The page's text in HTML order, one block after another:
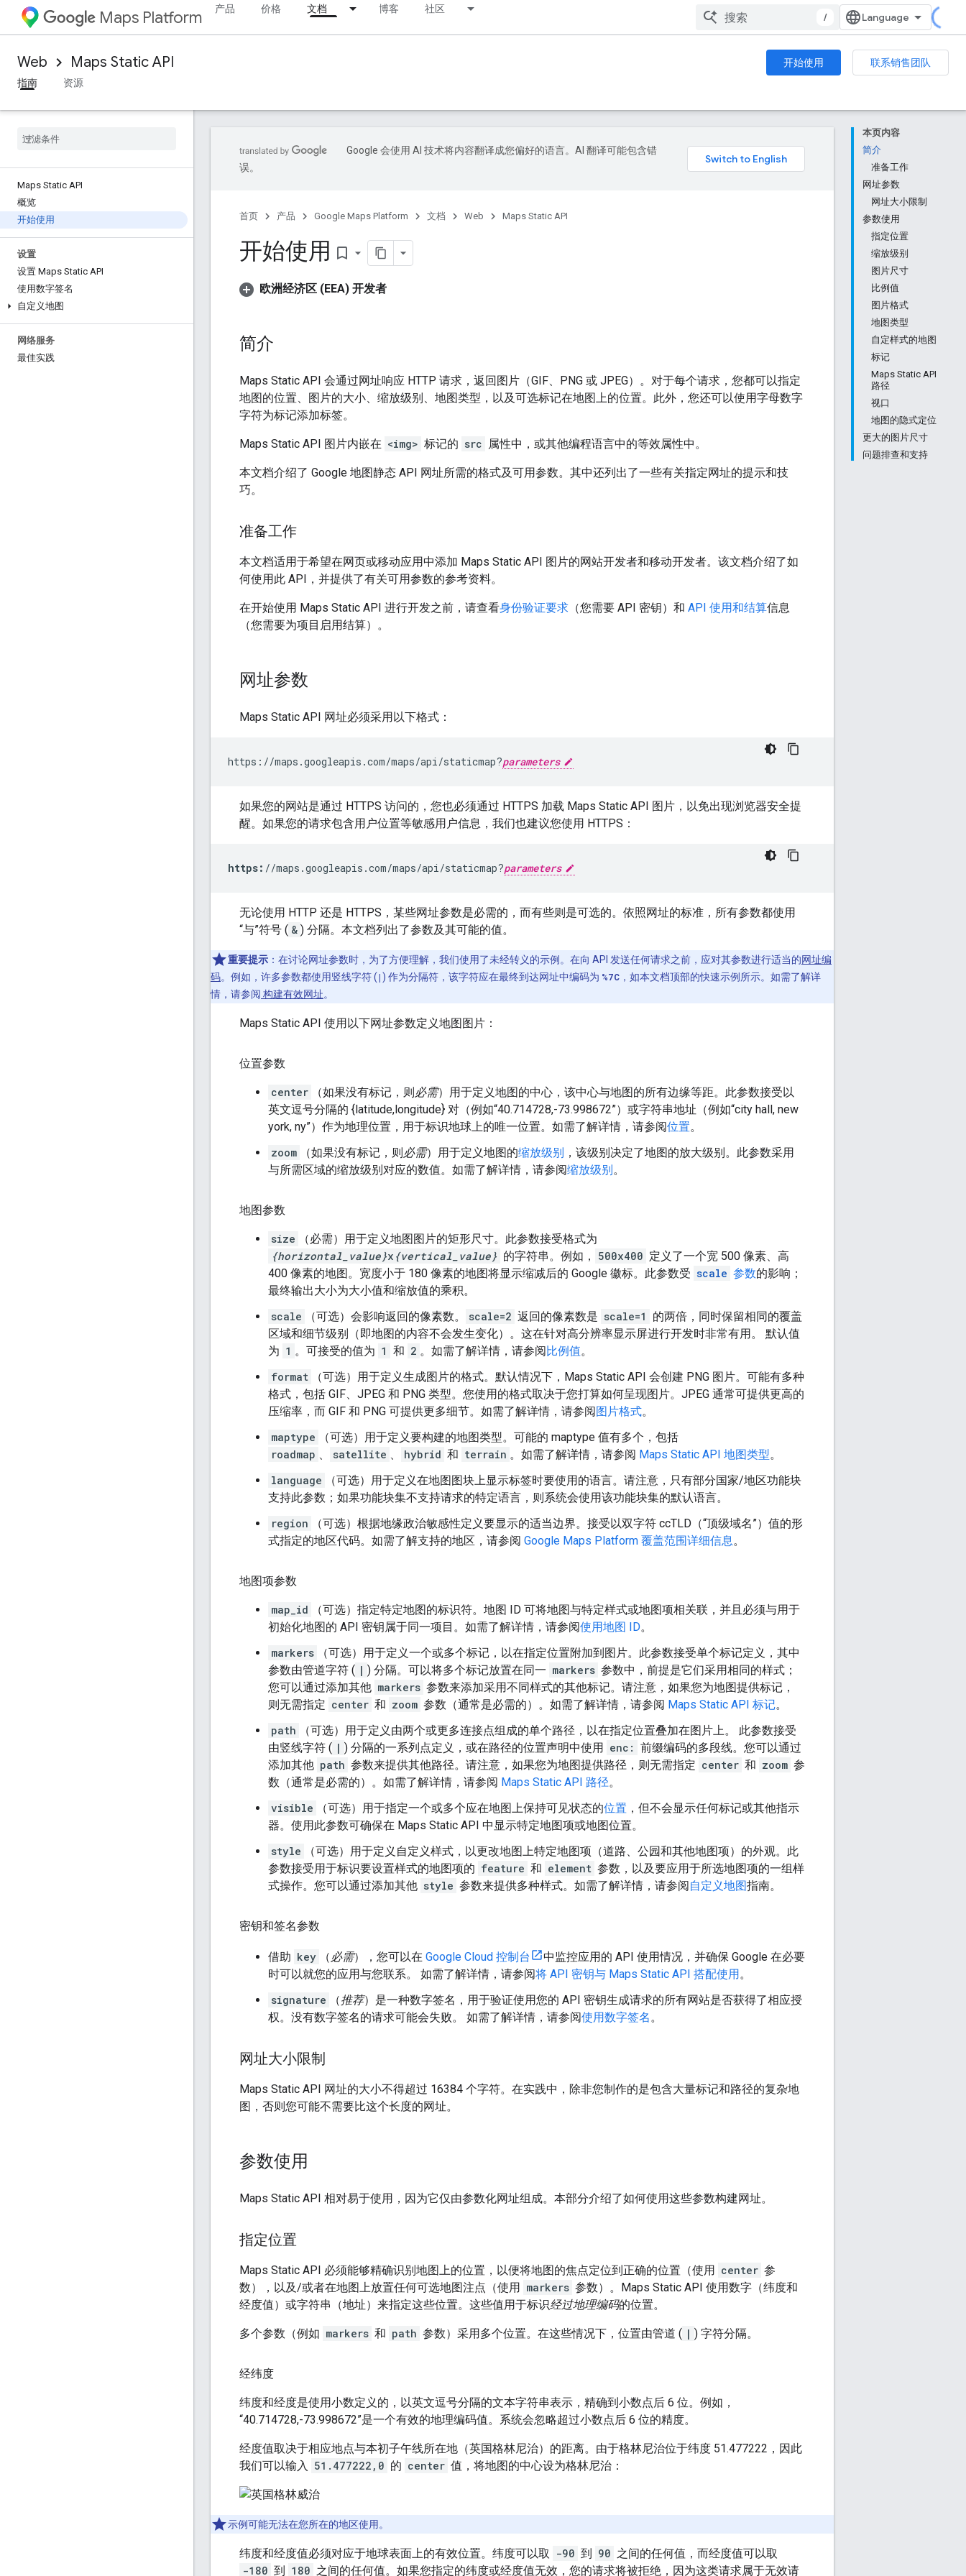
Maps Platform 产品 价格 文档 博客 社区
/
Web Maps Static API 开始使用
联系销售团队
指南
资源
Maps Static API
概览
开始使用
设置
设置 Maps Static API
使用数字签名
自定义地图
网络服务
最佳实践
本页内容
简介
准备工作
网址参数
网址大小限制
参数使用
指定位置
缩放级别
图片尺寸
比例值
图片格式
地图类型
自定样式的地图
标记
Maps Static API
路径
视口
地图的隐式定位
更大的图片尺寸
问题排查和支持
Google 会使用 AI 技术将内容翻译成您偏好的语言。AI 翻译可能包含错
误。
首页 产品 Google Maps Platform 文档 Web Maps Static API
开始使用 bookmark_border
欧洲经济区 (EEA) 开发者
简介
Maps Static API 会通过网址响应 HTTP 请求，返回图片（GIF、PNG 或 JPEG）。对于每个请求，您都可以指定
地图的位置、图片的大小、缩放级别、地图类型，以及可选标记在地图上的位置。此外，您还可以使用字母数字
字符为标记添加标签。
Maps Static API 图片内嵌在 <img> 标记的 src 属性中，或其他编程语言中的等效属性中。
本文档介绍了 Google 地图静态 API 网址所需的格式及可用参数。其中还列出了一些有关指定网址的提示和技
巧。
准备工作
本文档适用于希望在网页或移动应用中添加 Maps Static API 图片的网站开发者和移动开发者。该文档介绍了如
何使用此 API，并提供了有关可用参数的参考资料。
在开始使用 Maps Static API 进行开发之前，请查看身份验证要求 （您需要 API 密钥）和 API 使用和结算信息
（您需要为项目启用结算）。
网址参数
Maps Static API 网址必须采用以下格式：
https://maps.googleapis.com/maps/api/staticmap?parameters
如果您的网站是通过 HTTPS 访问的，您也必须通过 HTTPS 加载 Maps Static API 图片，以免出现浏览器安全提
醒。如果您的请求包含用户位置等敏感用户信息，我们也建议您使用 HTTPS：
https: //maps.googleapis.com/maps/api/staticmap?parameters
无论使用 HTTP 还是 HTTPS，某些网址参数是必需的，而有些则是可选的。依照网址的标准，所有参数都使用
“与”符号 ( & ) 分隔。本文档列出了参数及其可能的值。
重要提示 ：在讨论网址参数时，为了方便理解，我们使用了未经转义的示例。在向 API 发送任何请求之前，应对其参数进行适当的网址编
码。例如，许多参数都使用竖线字符 ( | ) 作为分隔符，该字符应在最终到达网址中编码为 %7C ，如本文档顶部的快速示例所示。如需了解详
情，请参阅 构建有效网址。
Maps Static API 使用以下网址参数定义地图图片：
位置参数
center （如果没有标记，则必需）用于定义地图的中心，该中心与地图的所有边缘等距。此参数接受以
英文逗号分隔的 {latitude,longitude} 对（例如“40.714728,-73.998672”）或字符串地址（例如“city hall, new
york, ny”）作为地理位置，用于标识地球上的唯一位置。如需了解详情，请参阅位置。
zoom
（如果没有标记，则必需）用于定义地图的缩放级别 ，该级别决定了地图的放大级别。此参数采用
与所需区域的缩放级别对应的数值。如需了解详情，请参阅缩放级别。
地图参数
size （必需）用于定义地图图片的矩形尺寸。 此参数接受格式为
{horizontal_value}x {vertical_value} 的字符串。例如， 500x400 定义了一个宽 500 像素、高
400 像素的地图。宽度小于 180 像素的地图将显示缩减后的 Google 徽标。此参数受 scale 参数的影响；
最终输出大小为大小值和缩放值的乘积。
scale
（可选）会影响返回的像素数。 scale=2 返回的像素数是 scale=1
的两倍，同时保留相同的覆盖
区域和细节级别（即地图的内容不会发生变化）。这在针对高分辨率显示屏进行开发时非常有用。 默认值
为 1 。可接受的值为 1 和 2 。如需了解详情，请参阅比例值。
format
（可选）用于定义生成图片的格式。 默认情况下，Maps Static API 会创建 PNG 图片。可能有多种
格式，包括 GIF、JPEG 和 PNG 类型。您使用的格式取决于您打算如何呈现图片。JPEG 通常可提供更高的
压缩率，而 GIF 和 PNG 可提供更多细节。如需了解详情，请参阅图片格式。
maptype
（可选）用于定义要构建的地图类型。 可能的 maptype 值有多个，包括
roadmap 、 satellite 、 hybrid 和 terrain 。如需了解详情，请参阅 Maps Static API 地图类型。
language
（可选）用于定义在地图图块上显示标签时要使用的语言。 请注意，只有部分国家/地区功能块
支持此参数；如果功能块集不支持请求的特定语言，则系统会使用该功能块集的默认语言。
region
（可选）根据地缘政治敏感性定义要显示的适当边界。 接受以双字符 ccTLD（“顶级域名”）值的形
式指定的地区代码。如需了解支持的地区，请参阅 Google Maps Platform 覆盖范围详细信息。
地图项参数
map_id （可选）指定特定地图的标识符。 地图 ID 可将地图与特定样式或地图项相关联，并且必须与用于
初始化地图的 API 密钥属于同一项目。如需了解详情，请参阅使用地图 ID。
markers
（可选）用于定义一个或多个标记，以在指定位置附加到图片。 此参数接受单个标记定义，其中
参数由管道字符 ( | ) 分隔。可以将多个标记放置在同一 markers 参数中，前提是它们采用相同的样式；
您可以通过添加其他 markers 参数来添加采用不同样式的其他标记。请注意，如果您为地图提供标记，
则无需指定 center 和 zoom 参数（通常是必需的）。如需了解详情，请参阅 Maps Static API 标记。
path
（可选）用于定义由两个或更多连接点组成的单个路径，以在指定位置叠加在图片上。
此参数接受
由竖线字符 ( | ) 分隔的一系列点定义，或在路径的位置声明中使用 enc: 前缀编码的多段线。您可以通过
添加其他 path 参数来提供其他路径。请注意，如果您为地图提供路径，则无需指定 center 和 zoom 参
数（通常是必需的）。如需了解详情，请参阅 Maps Static API 路径。
visible
（可选）用于指定一个或多个应在地图上保持可见状态的位置 ，但不会显示任何标记或其他指示
器。 使用此参数可确保在 Maps Static API 中显示特定地图项或地图位置。
style
（可选）用于定义自定义样式，以更改地图上特定地图项（道路、公园和其他地图项）的外观。 此
参数接受用于标识要设置样式的地图项的 feature 和 element 参数，以及要应用于所选地图项的一组样
式操作。您可以通过添加其他 style 参数来提供多种样式。如需了解详情，请参阅自定义地图指南。
密钥和签名参数
借助 key （ 必需），您可以在 Google Cloud 控制台
中监控应用的 API 使用情况，并确保 Google 在必要
时可以就您的应用与您联系。 如需了解详情，请参阅将 API 密钥与 Maps Static API 搭配使用。
signature
（推荐）是一种数字签名，用于验证使用您的 API 密钥生成请求的所有网站是否获得了相应授
权。没有数字签名的请求可能会失败。 如需了解详情，请参阅使用数字签名。
网址大小限制
Maps Static API 网址的大小不得超过 16384 个字符。在实践中，除非您制作的是包含大量标记和路径的复杂地
图，否则您可能不需要比这个长度的网址。
参数使用
Maps Static API 相对易于使用，因为它仅由参数化网址组成。本部分介绍了如何使用这些参数构建网址。
指定位置
Maps Static API 必须能够精确识别地图上的位置，以便将地图的焦点定位到正确的位置（使用 center 参
数），以及/或者在地图上放置任何可选地图注点（使用 markers 参数）。Maps Static API 使用数字（纬度和
经度值）或字符串（地址）来指定这些位置。这些值用于标识经过地理编码的位置。
多个参数（例如 markers 和 path 参数）采用多个位置。在这些情况下，位置由管道 ( | ) 字符分隔。
经纬度
纬度和经度是使用小数定义的，以英文逗号分隔的文本字符串表示，精确到小数点后 6 位。例如，
“40.714728,-73.998672”是一个有效的地理编码值。系统会忽略超过小数点后 6 位的精度。
经度值取决于相应地点与本初子午线所在地（英国格林尼治）的距离。由于格林尼治位于纬度 51.477222，因此
我们可以输入 51.477222,0 的 center 值，将地图的中心设为格林尼治：
示例可能无法在您所在的地区使用。
纬度和经度值必须对应于地球表面上的有效位置。纬度可以取 -90 到 90 之间的任何值，而经度值可以取
-180 到 180 之间的任何值。如果您指定的纬度或经度值无效，您的请求将被拒绝，因为这类请求属于无效请